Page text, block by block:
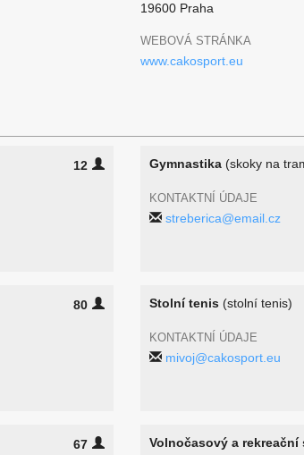
19600 Praha
WEBOVÁ STRÁNKA
www.cakosport.eu
12 Gymnastika (skoky na
KONTAKTNÍ ÚDAJE
streberica@email.cz
80 Stolní tenis (stolní tenis)
KONTAKTNÍ ÚDAJE
mivoj@cakosport.eu
67 Volnočasový a rekreační